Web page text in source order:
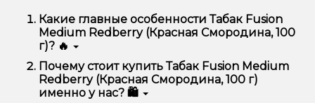
Какие главные особенности Табак Fusion
Medium Redberry (Красная Смородина, 100
г)? 🔥
Табак Fusion Medium Redberry (Красная
Смородина, 100 г) отличается высоким качеством,
удобством использования и надежностью.
Почему стоит купить Табак Fusion Medium
Redberry (Красная Смородина, 100 г)
именно у нас? 🛍️